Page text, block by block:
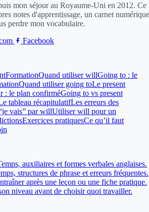
mon séjour au Royaume-Uni en 2012. Ce
notes d'apprentissage, un carnet numérique
perdre mon vocabulaire.
Facebook
FormationQuand utiliser willGoing to : le
Quand utiliser going toLe present
: le plan confirméGoing to vs present
tableau récapitulatifLes erreurs des
vais” par willUtiliser will pour un
Exercices pratiquesCe qu’il faut
auxiliaires et formes verbales anglaises.
structures de phrase et erreurs fréquentes.
après une leçon ou une fiche pratique.
niveau avant de choisir quoi travailler.